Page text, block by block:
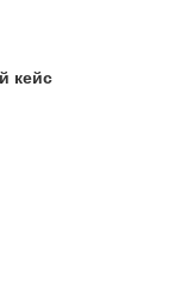
кейс